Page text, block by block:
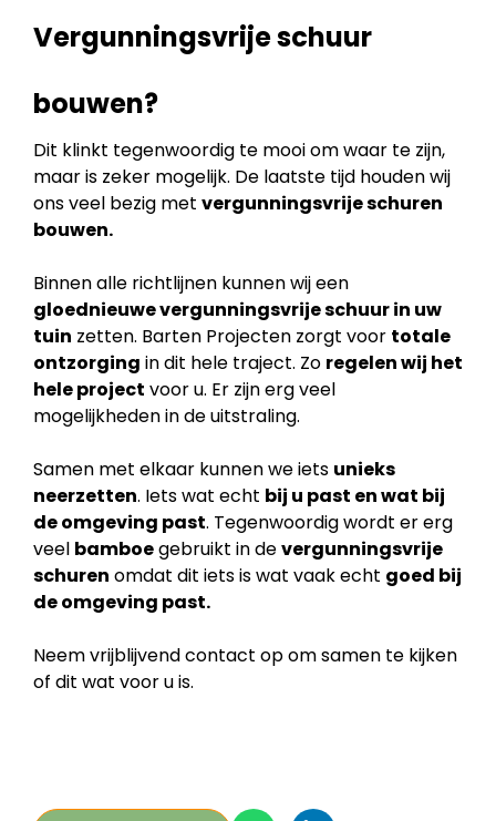
Vergunningsvrije schuur
bouwen?
Dit klinkt tegenwoordig te mooi om waar te zijn,
maar is zeker mogelijk. De laatste tijd houden wij
ons veel bezig met vergunningsvrije schuren
bouwen.
Binnen alle richtlijnen kunnen wij een
gloednieuwe vergunningsvrije schuur in uw
tuin zetten. Barten Projecten zorgt voor totale
ontzorging in dit hele traject. Zo regelen wij het
hele project voor u. Er zijn erg veel
mogelijkheden in de uitstraling.
Samen met elkaar kunnen we iets unieks
neerzetten. Iets wat echt bij u past en wat bij
deomgeving past. Tegenwoordig wordt er erg
veel bamboegebruikt in devergunningsvrije
schuren omdat dit iets is wat vaak echt goed bij
de omgeving past.
Neem vrijblijvend contact op om samen te kijken
of dit wat voor u is.